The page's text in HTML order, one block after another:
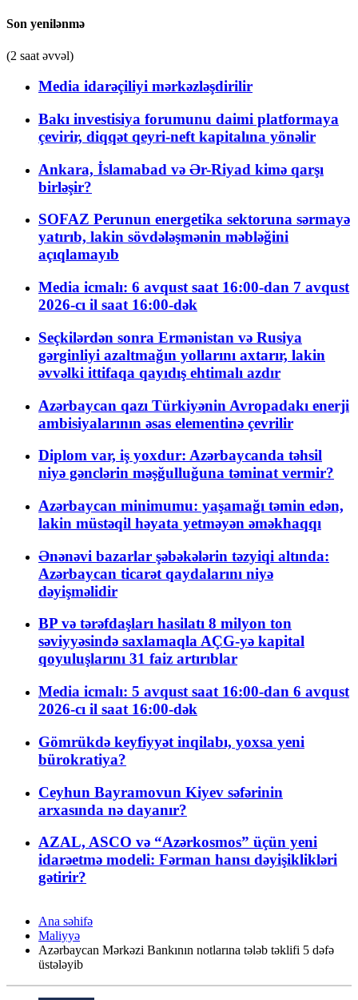
Son yenilənmə
(2 saat əvvəl)
Media idarəçiliyi mərkəzləşdirilir
Bakı investisiya forumunu daimi platformaya
çevirir, diqqət qeyri-neft kapitalına yönəlir
Ankara, İslamabad və Ər-Riyad kimə qarşı
birləşir?
SOFAZ Perunun energetika sektoruna sərmayə
yatırıb, lakin sövdələşmənin məbləğini
açıqlamayıb
Media icmalı: 6 avqust saat 16:00-dan 7 avqust
2026-cı il saat 16:00-dək
Seçkilərdən sonra Ermənistan və Rusiya
gərginliyi azaltmağın yollarını axtarır, lakin
əvvəlki ittifaqa qayıdış ehtimalı azdır
Azərbaycan qazı Türkiyənin Avropadakı enerji
ambisiyalarının əsas elementinə çevrilir
Diplom var, iş yoxdur: Azərbaycanda təhsil
niyə gənclərin məşğulluğuna təminat vermir?
Azərbaycan minimumu: yaşamağı təmin edən,
lakin müstəqil həyata yetməyən əməkhaqqı
Ənənəvi bazarlar şəbəkələrin təzyiqi altında:
Azərbaycan ticarət qaydalarını niyə
dəyişməlidir
BP və tərəfdaşları hasilatı 8 milyon ton
səviyyəsində saxlamaqla AÇG-yə kapital
qoyuluşlarını 31 faiz artırıblar
Media icmalı: 5 avqust saat 16:00-dan 6 avqust
2026-cı il saat 16:00-dək
Gömrükdə keyfiyyət inqilabı, yoxsa yeni
bürokratiya?
Ceyhun Bayramovun Kiyev səfərinin
arxasında nə dayanır?
AZAL, ASCO və “Azərkosmos” üçün yeni
idarəetmə modeli: Fərman hansı dəyişiklikləri
gətirir?
Ana səhifə
Maliyyə
Azərbaycan Mərkəzi Bankının notlarına tələb təklifi 5 dəfə
üstələyib